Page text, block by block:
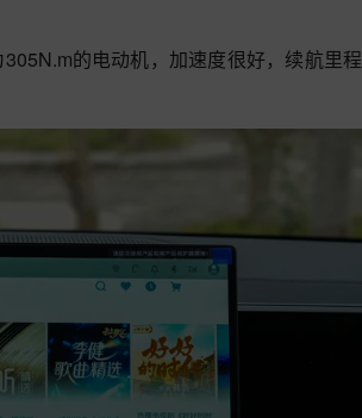
的电动机，加速度很好，续航里程